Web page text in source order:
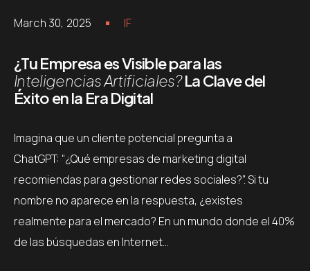
March 30, 2025 IF
¿Tu Empresa es Visible para las
Inteligencias Artificiales?La Clave del
Éxito en la Era Digital
Imagina que un cliente potencial pregunta a
ChatGPT: “¿Qué empresas de marketing digital
recomiendas para gestionar redes sociales?”. Si tu
nombre no aparece en la respuesta, ¿existes
realmente para el mercado? En un mundo donde el 40%
de las búsquedas en Internet…